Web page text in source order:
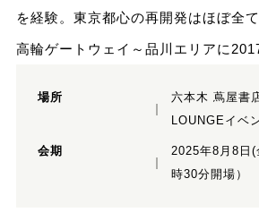
を経験。東京都心の再開発はほぼ全
高輪ゲートウェイ～品川エリアに
場所
六本木 蔦屋書
LOUNGEイベ
会期
2025年8月8日
時30分開場）